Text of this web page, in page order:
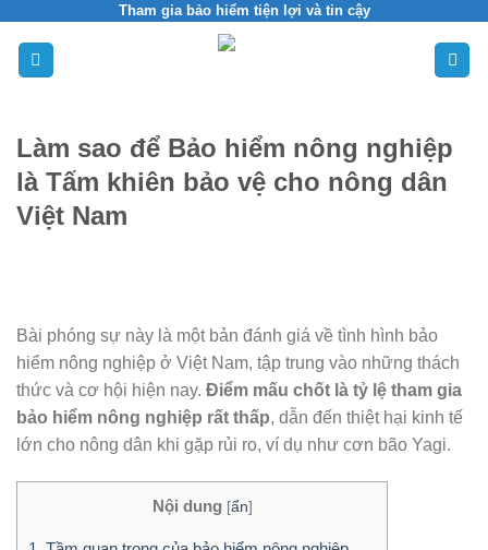
content
Tham gia bảo hiểm tiện lợi và tin cậy
Làm sao để Bảo hiểm nông nghiệp
là Tấm khiên bảo vệ cho nông dân
Việt Nam
Bài phóng sự này là một bản đánh giá về tình hình bảo
hiểm nông nghiệp ở Việt Nam, tập trung vào những thách
thức và cơ hội hiện nay. Điểm mấu chốt là tỷ lệ tham gia
bảo hiểm nông nghiệp rất thấp, dẫn đến thiệt hại kinh tế
lớn cho nông dân khi gặp rủi ro, ví dụ như cơn bão Yagi.
Nội dung [ẩn]